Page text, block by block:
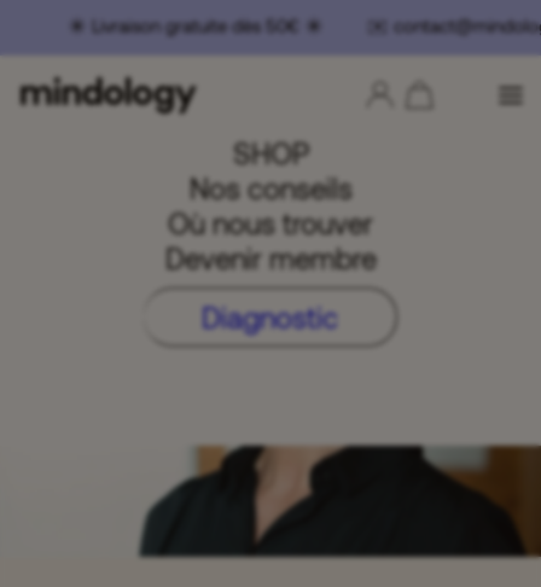
Livraison gratuite dès 50€ ☀️ ✉️
SHOP
Nos conseils
Où nous trouver
Devenir membre
Diagnostic